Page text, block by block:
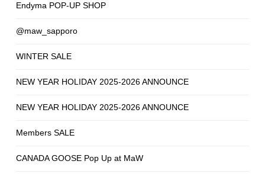
Endyma POP-UP SHOP
@maw_sapporo
WINTER SALE
NEW YEAR HOLIDAY 2025-2026 ANNOUNCE
NEW YEAR HOLIDAY 2025-2026 ANNOUNCE
Members SALE
CANADA GOOSE Pop Up at MaW